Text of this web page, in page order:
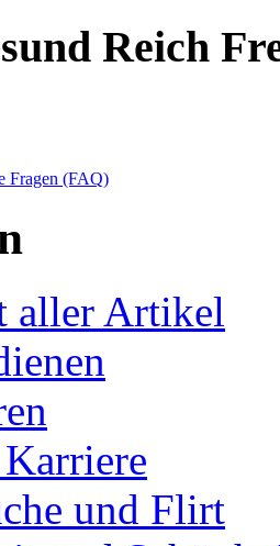
Reich
Fragen (FAQ)
aller Artikel
und Flirt